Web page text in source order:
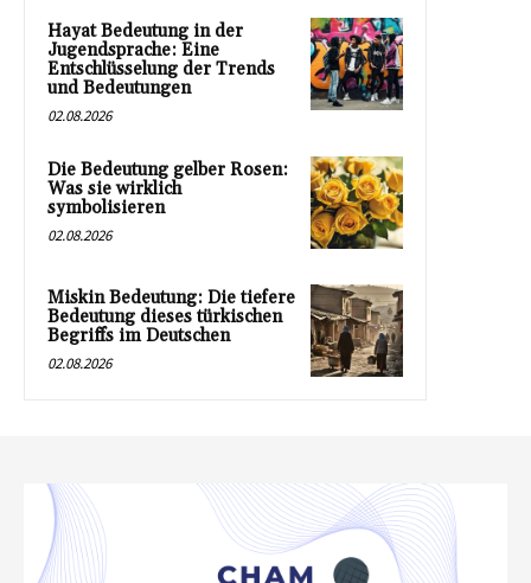
Hayat Bedeutung in der
Jugendsprache: Eine
Entschlüsselung der Trends
und Bedeutungen
02.08.2026
Die Bedeutung gelber Rosen:
Was sie wirklich
symbolisieren
02.08.2026
Miskin Bedeutung: Die tiefere
Bedeutung dieses türkischen
Begriffs im Deutschen
02.08.2026